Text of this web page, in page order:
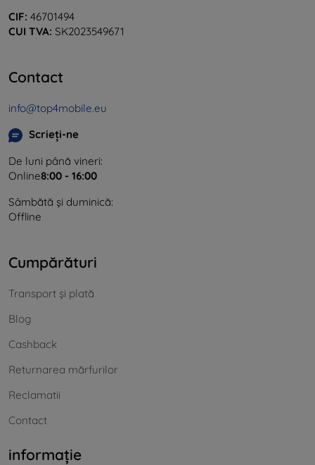
CIF: 46701494
CUI TVA: SK2023549671
Contact
info@top4mobile.eu
Scrieți-ne
De luni până vineri:
Online8:00 - 16:00
Sâmbătă și duminică:
Offline
Cumpărături
Transport și plată
Blog
Cashback
Returnarea mărfurilor
Reclamatii
Contact
informație